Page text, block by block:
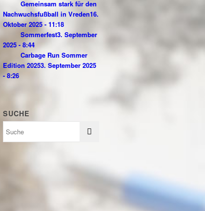
Gemeinsam stark für den
Nachwuchsfußball in Vreden16.
Oktober 2025 - 11:18
Sommerfest3. September
2025 - 8:44
Carbage Run Sommer
Edition 20253. September 2025
- 8:26
SUCHE